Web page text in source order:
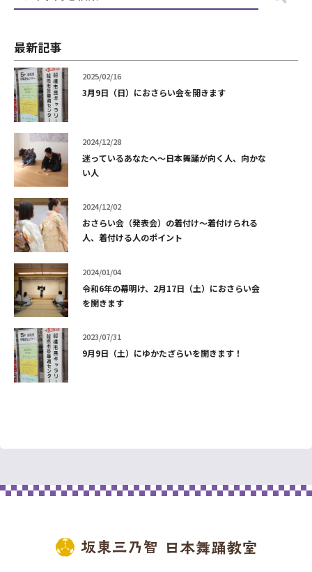
最新記事
2025/02/16
3月9日（日）におさらい会を開きます
2024/12/28
迷っているあなたへ～日本舞踊が向く人、向かな
い人
2024/12/02
おさらい会（発表会）の着付け～着付けられる
人、着付ける人のポイント
2024/01/04
令和6年の幕明け、2月17日（土）におさらい会
を開きます
2023/07/31
9月9日（土）にゆかたざらいを開きます！